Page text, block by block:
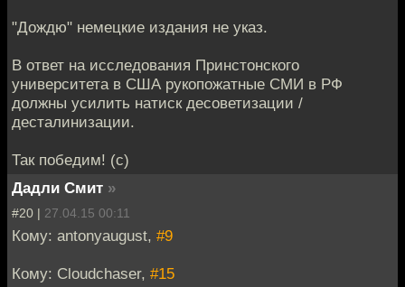
"Дождю" немецкие издания не указ.
В ответ на исследования Принстонского
университета в США рукопожатные СМИ в РФ
должны усилить натиск десоветизации /
десталинизации.
Так победим! (с)
Дадли Смит »
#20 | 27.04.15 00:11
Кому: antonyaugust, #9
Кому: Cloudchaser, #15